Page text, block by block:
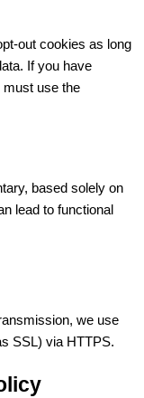
out cookies as long
If you have
must use the
based solely on
lead to functional
we use
SSL) via HTTPS.